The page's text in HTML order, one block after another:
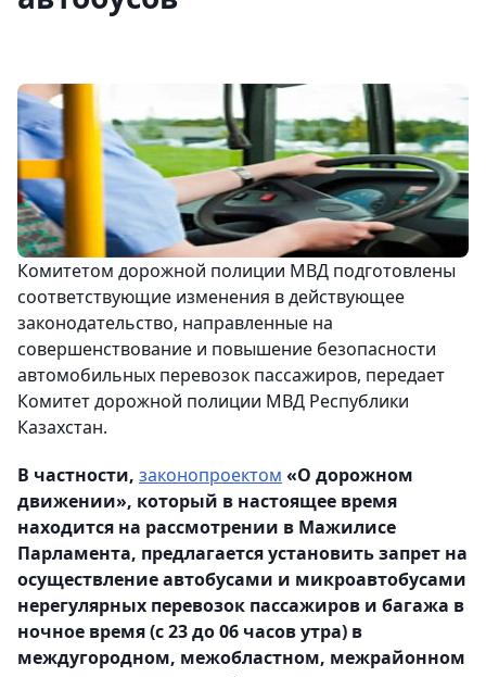
Комитетом дорожной полиции МВД подготовлены
соответствующие изменения в действующее
законодательство, направленные на
совершенствование и повышение безопасности
автомобильных перевозок пассажиров, передает
Комитет дорожной полиции МВД Республики
Казахстан.
В частности, законопроектом «О дорожном
движении», который в настоящее время
находится на рассмотрении в Мажилисе
Парламента, предлагается установить запрет на
осуществление автобусами и микроавтобусами
нерегулярных перевозок пассажиров и багажа в
ночное время (с 23 до 06 часов утра) в
междугородном, межобластном, межрайонном